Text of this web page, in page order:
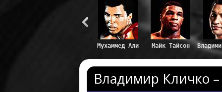
Майк Тайсон
Владимир Кличко